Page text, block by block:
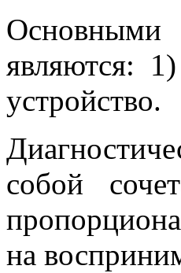
являются:
устройство.
собой
на